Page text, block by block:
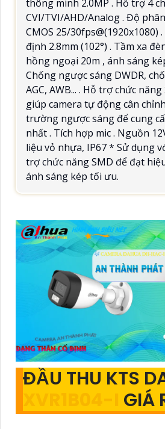
thông minh 2.0MP . Hỗ trợ 4
CVI/TVI/AHD/Analog . Độ
CMOS 25/30fps@(1920x1080)
định 2.8mm (102°) . Tầm xa
hồng ngoại 20m , ánh sáng
Chống ngược sáng DWDR,
AGC, AWB... . Hỗ trợ chức
giúp camera tự động cân
trường ngược sáng để cung
nhất . Tích hợp mic . Nguồn
liệu vỏ nhựa, IP67 * Sử dụng
trợ chức năng SMD để đạt
ánh sáng kép tối ưu.
ĐẦU THU KTS
GIÁ